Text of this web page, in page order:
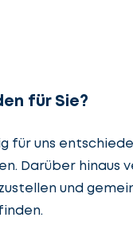
für Sie?
für uns
Darüber hinaus
und